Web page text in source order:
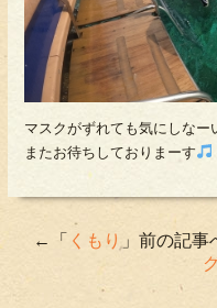
マスクがずれても気にしなー
またお待ちしておりまーす
←「 くもり 」前の記